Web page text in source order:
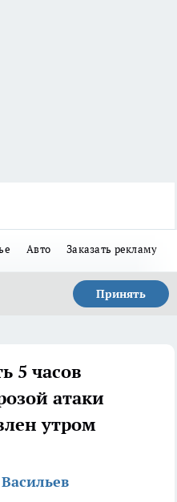
Авто Заказать рекламу
Принять
5 часов
атаки
утром